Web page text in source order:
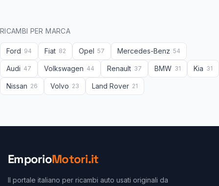
RICAMBI PER MARCA
Ford 94 Fiat 82 Opel 57 Mercedes-Benz 54
Audi 47 Volkswagen 44 Renault 37 BMW 31 Kia 31
Nissan 26 Volvo 23 Land Rover 21
EmporioMotori.it
Il portale italiano per ricambi auto usati originali da